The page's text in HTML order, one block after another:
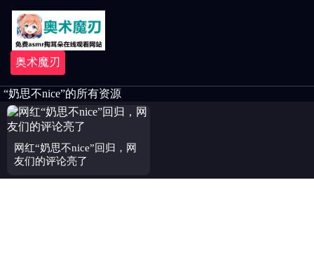
奥术魔刃
“奶思不nice”的所有资源
网红“奶思不nice”回归，网
友们的评论亮了